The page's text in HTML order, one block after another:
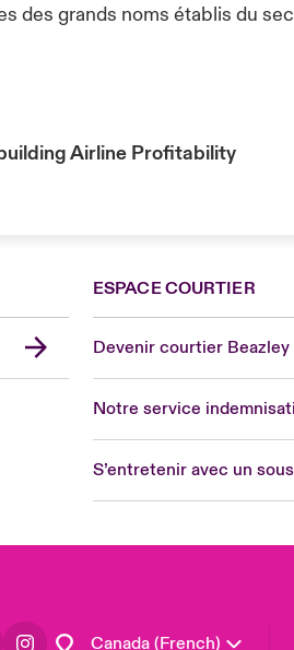
des grands noms établis du
Airline Profitability
ESPACE COURTIER
Devenir courtier Beazley
Notre service
S’entretenir avec un
Canada (French)
Canada (English)
Germany
London Market